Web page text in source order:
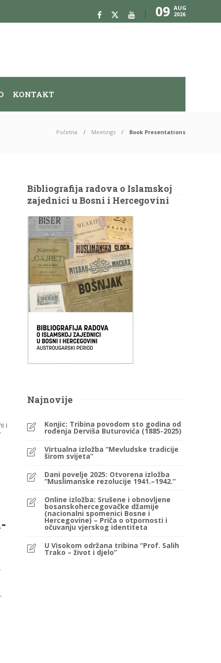
09 AUG
2026
KONTAKT
Početna Meetings Book Presentations
i
Bibliografija radova o Islamskoj
zajednici u Bosni i Hercegovini
Najnovije
Konjic: Tribina povodom sto godina od
rođenja Derviša Buturovića (1885-2025)
Virtualna izložba “Mevludske tradicije
širom svijeta”
Dani povelje 2025: Otvorena izložba
“Muslimanske rezolucije 1941.–1942.”
Online izložba: Srušene i obnovljene
bosanskohercegovačke džamije
(nacionalni spomenici Bosne i
Hercegovine) – Priča o otpornosti i
očuvanju vjerskog identiteta
U Visokom održana tribina “Prof. Salih
Trako – život i djelo”